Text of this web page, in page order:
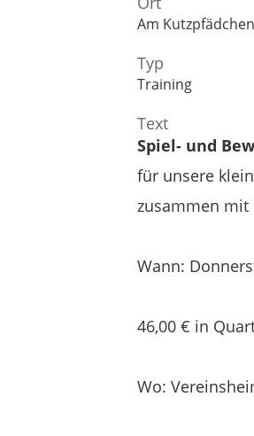
Am
Typ
Training
Text
Spiel- und
für unsere
zusammen mit
Wann:
46,00 € in
Wo: